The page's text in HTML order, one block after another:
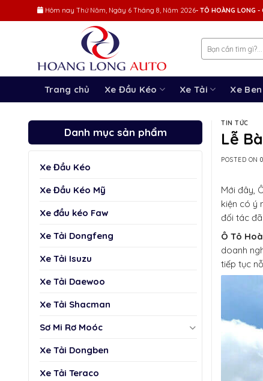
to
Hôm nay Thứ Năm, Ngày 6 Tháng 8, Năm 2026- TÔ HOÀNG LONG
Trang chủ Xe Đầu Kéo Xe Tải Xe Ben
Danh mục sản phẩm
Xe Đầu Kéo
Xe Đầu Kéo Mỹ
Xe đầu kéo Faw
Xe Tải Dongfeng
Xe Tải Isuzu
Xe Tải Daewoo
Xe Tải Shacman
Sơ Mi Rơ Moóc
Xe Tải Dongben
Xe Tải Teraco
TIN TỨC
Lễ
POSTED ON
Mới đây,
kiện có ý
đối tác
Ô Tô
doanh
tiếp tục